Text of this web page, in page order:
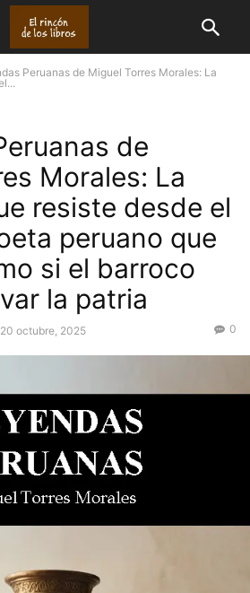
Peruanas de Miguel Torres Morales: La
de
Morales: La
resiste desde el
peruano que
si el barroco
la patria
20 octubre, 2025 0